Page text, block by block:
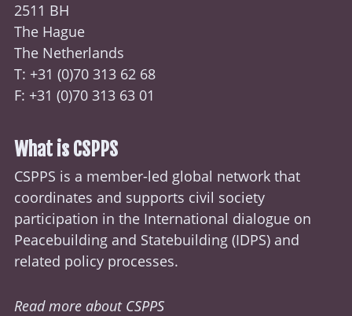
2511 BH
The Hague
The Netherlands
T: +31 (0)70 313 62 68
F: +31 (0)70 313 63 01
What is CSPPS
CSPPS is a member-led global network that
coordinates and supports civil society
participation in the International dialogue on
Peacebuilding and Statebuilding (IDPS) and
related policy processes.
Read more about CSPPS